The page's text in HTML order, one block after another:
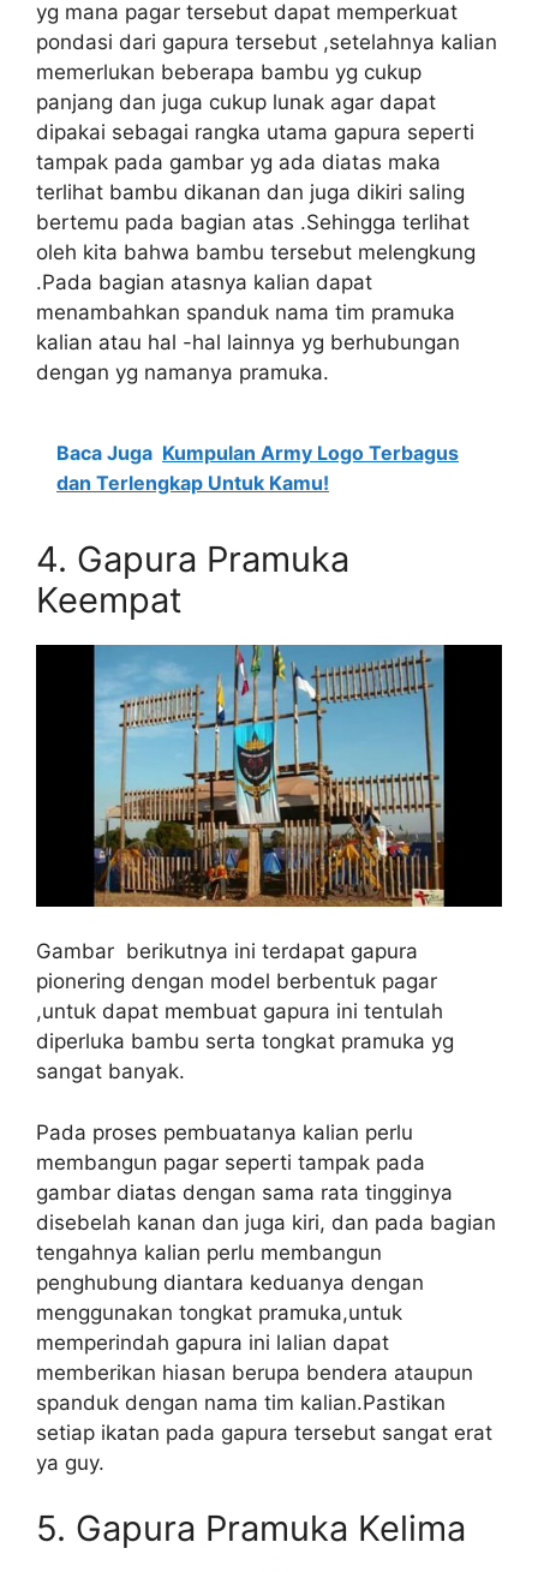
yg mana pagar tersebut dapat memperkuat
pondasi dari gapura tersebut ,setelahnya kalian
memerlukan beberapa bambu yg cukup
panjang dan juga cukup lunak agar dapat
dipakai sebagai rangka utama gapura seperti
tampak pada gambar yg ada diatas maka
terlihat bambu dikanan dan juga dikiri saling
bertemu pada bagian atas .Sehingga terlihat
oleh kita bahwa bambu tersebut melengkung
.Pada bagian atasnya kalian dapat
menambahkan spanduk nama tim pramuka
kalian atau hal -hal lainnya yg berhubungan
dengan yg namanya pramuka.
Baca Juga Kumpulan Army Logo Terbagus
dan Terlengkap Untuk Kamu!
4. Gapura Pramuka
Keempat
Gambar berikutnya ini terdapat gapura
pionering dengan model berbentuk pagar
,untuk dapat membuat gapura ini tentulah
diperluka bambu serta tongkat pramuka yg
sangat banyak.
Pada proses pembuatanya kalian perlu
membangun pagar seperti tampak pada
gambar diatas dengan sama rata tingginya
disebelah kanan dan juga kiri, dan pada bagian
tengahnya kalian perlu membangun
penghubung diantara keduanya dengan
menggunakan tongkat pramuka,untuk
memperindah gapura ini lalian dapat
memberikan hiasan berupa bendera ataupun
spanduk dengan nama tim kalian.Pastikan
setiap ikatan pada gapura tersebut sangat erat
ya guy.
5. Gapura Pramuka Kelima